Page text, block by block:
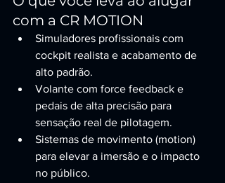
com a CR MOTION
Simuladores profissionais com
cockpit realista e acabamento de
alto padrão.
Volante com force feedback e
pedais de alta precisão para
sensação real de pilotagem.
Sistemas de movimento (motion)
para elevar a imersão e o impacto
no público.